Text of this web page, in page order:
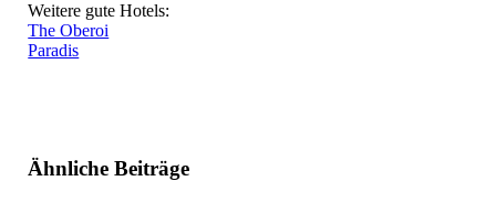
Weitere gute Hotels:
The Oberoi
Paradis
Ähnliche Beiträge